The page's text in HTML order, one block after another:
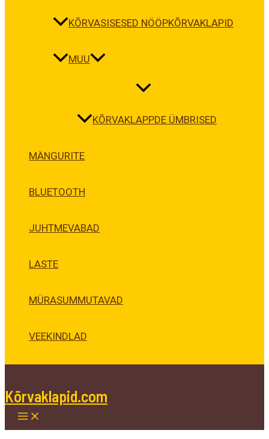
KÕRVASISESED NÖÖPKÕRVAKLAPID
MUU
KÕRVAKLAPPDE ÜMBRISED
MÄNGURITE
BLUETOOTH
JUHTMEVABAD
LASTE
MÜRASUMMUTAVAD
VEEKINDLAD
Kõrvaklapid.com